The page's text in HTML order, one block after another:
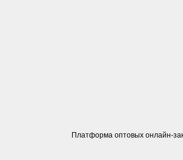
Платформа оптовых онлайн-